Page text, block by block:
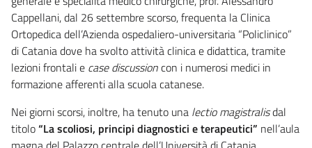
Cappellani, dal 26 settembre scorso, frequenta la Clinica
Ortopedica dell’Azienda ospedaliero-universitaria “Policlinico”
di Catania dove ha svolto attività clinica e didattica, tramite
lezioni frontali e case discussioncon i numerosi medici in
formazione afferenti alla scuola catanese.
Nei giorni scorsi, inoltre, ha tenuto una lectio magistralisdal
titolo“La scoliosi, principi diagnostici e terapeutici” nell’aula